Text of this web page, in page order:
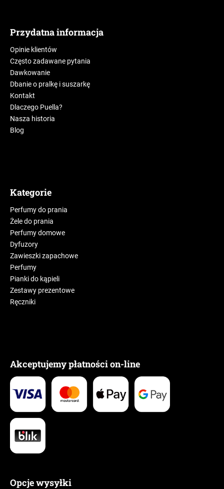
Przydatna informacja
Opinie klientów
Często zadawane pytania
Dawkowanie
Dbanie o pralkę i suszarkę
Kontakt
Dlaczego Puella?
Nasza historia
Blog
Kategorie
Perfumy do prania
Żele do prania
Perfumy domowe
Dyfuzory
Zawieszki zapachowe
Perfumy
Pianki do kąpieli
Zestawy prezentowe
Ręczniki
Akceptujemy płatności on-line
Opcje wysyłki